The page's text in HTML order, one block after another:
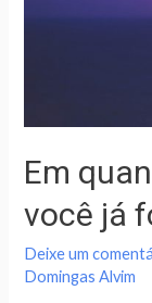
Em
você já
Deixe um
Domingas Alvim